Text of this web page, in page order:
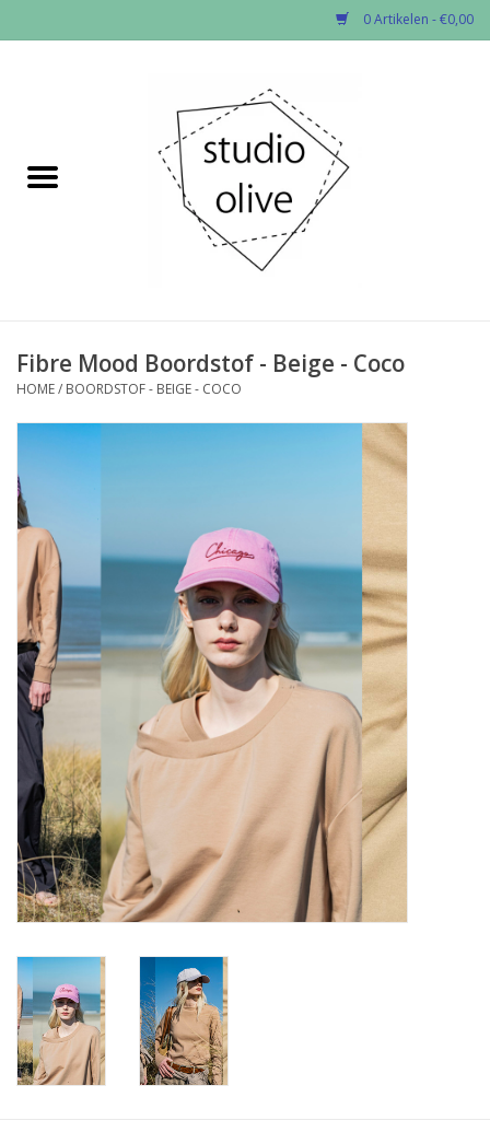
0 Artikelen - €0,00
✂︎Nieuw
Fournituren
Workshops
Diy pakketten
Studio Olive inspireert....
Fibre Mood Boordstof - Beige - Coco
HOME/ BOORDSTOF - BEIGE - COCO